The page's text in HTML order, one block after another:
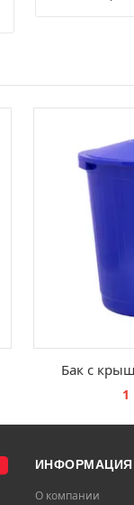
Бак с
1
ИНФОРМАЦИЯ
О компании